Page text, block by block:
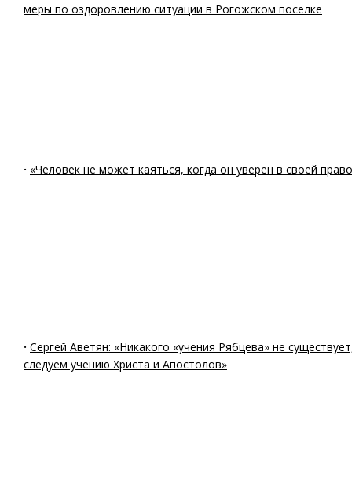
меры по оздоровлению ситуации в Рогожском поселке
· «Человек не может каяться, когда он уверен в своей
· Сергей Аветян: «Никакого «учения Рябцева» не
следуем учению Христа и Апостолов»